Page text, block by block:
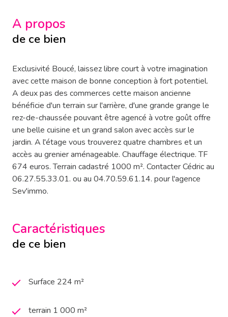
A propos
de ce bien
Exclusivité Boucé, laissez libre court à votre imagination
avec cette maison de bonne conception à fort potentiel.
A deux pas des commerces cette maison ancienne
bénéficie d'un terrain sur l'arrière, d'une grande grange le
rez-de-chaussée pouvant être agencé à votre goût offre
une belle cuisine et un grand salon avec accès sur le
jardin. A l'étage vous trouverez quatre chambres et un
accès au grenier aménageable. Chauffage électrique. TF
674 euros. Terrain cadastré 1000 m². Contacter Cédric au
06.27.55.33.01. ou au 04.70.59.61.14. pour l'agence
Sev'immo.
Caractéristiques
de ce bien
Surface 224 m²
terrain 1 000 m²